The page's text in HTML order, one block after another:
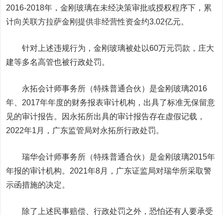
2016-2018年，金刚玻璃在未经决策审批或授权程序下，累
计向关联方拉萨金刚提供非经营性资金约3.02亿元。
针对上述违规行为，金刚玻璃被处以60万元罚款，庄大
建等多名高管也被行政处罚。
永拓会计师事务所（特殊普通合伙）是金刚玻璃2016
年、2017年年度的财务报表审计机构，出具了标准无保留意
见的审计报告。因永拓所出具的审计报告存在虚假记载，
2022年1月，广东监管局对永拓所行政处罚。
瑞华会计师事务所（特殊普通合伙）是金刚玻璃2015年
年报的审计机构。2021年8月，广东证监局对瑞华所采取警
示函措施的决定。
除了上述民事赔偿、行政处罚之外，恐怕还有人要承受